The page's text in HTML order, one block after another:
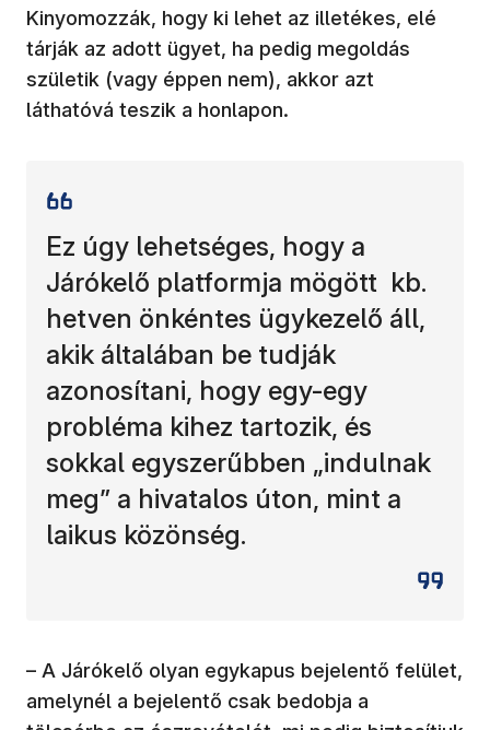
Kinyomozzák, hogy ki lehet az illetékes, elé
tárják az adott ügyet, ha pedig megoldás
születik (vagy éppen nem), akkor azt
láthatóvá teszik a honlapon.
Ez úgy lehetséges, hogy a
Járókelő platformja mögött kb.
hetven önkéntes ügykezelő áll,
akik általában be tudják
azonosítani, hogy egy-egy
probléma kihez tartozik, és
sokkal egyszerűbben „indulnak
meg” a hivatalos úton, mint a
laikus közönség.
– A Járókelő olyan egykapus bejelentő felület,
amelynél a bejelentő csak bedobja a